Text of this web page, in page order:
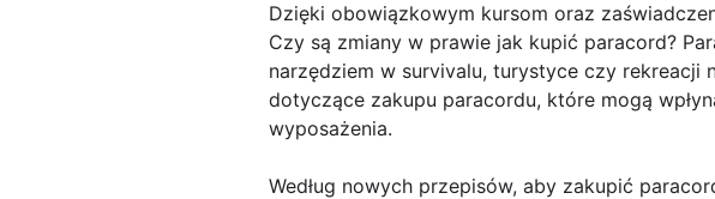
Dzięki obowiązkowym kursom oraz
Czy są zmiany w prawie jak kupić paracord?
narzędziem w survivalu, turystyce czy rekreacji
dotyczące zakupu paracordu, które mogą
wyposażenia.
Według nowych przepisów, aby zakupić